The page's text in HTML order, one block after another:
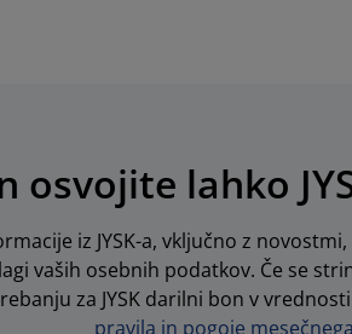
osvojite lahko
iz JYSK-a, vključno z
vaših osebnih podatkov. Če se
za JYSK darilni bon v
pravila in pogoje